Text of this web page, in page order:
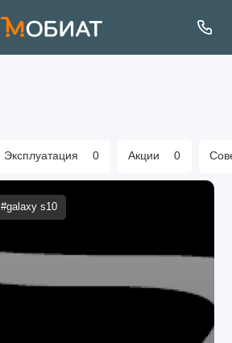
Эксплуатация 0 Акции 0
#galaxy s10